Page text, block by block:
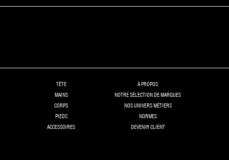
TÊTE
MAINS
CORPS
PIEDS
ACCESSOIRES
À PROPOS
NOTRE SÉLECTION DE MARQUES
NOS UNIVERS MÉTIERS
NORMES
DEVENIR CLIENT